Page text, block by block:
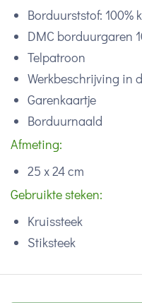
Borduurststof: 100%
DMC borduurgaren
Telpatroon
Werkbeschrijving in
Garenkaartje
Borduurnaald
Afmeting:
25 x 24 cm
Gebruikte steken:
Kruissteek
Stiksteek